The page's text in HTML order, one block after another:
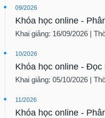
09/2026
Khóa học online -
Khai giảng: 16/09/2026 |
10/2026
Khóa học online -
Khai giảng: 05/10/2026 |
11/2026
Khóa học online -